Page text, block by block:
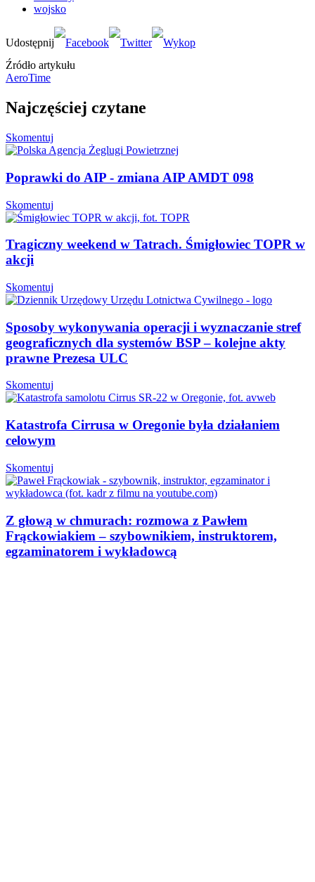
wojsko
Źródło artykułu
AeroTime
Najczęściej czytane
Skomentuj
Poprawki do AIP - zmiana AIP AMDT 098
Skomentuj
Tragiczny weekend w Tatrach. Śmigłowiec TOPR w
akcji
Skomentuj
Sposoby wykonywania operacji i wyznaczanie stref
geograficznych dla systemów BSP – kolejne akty
prawne Prezesa ULC
Skomentuj
Katastrofa Cirrusa w Oregonie była działaniem
celowym
Skomentuj
Z głową w chmurach: rozmowa z Pawłem
Frąckowiakiem – szybownikiem, instruktorem,
egzaminatorem i wykładowcą